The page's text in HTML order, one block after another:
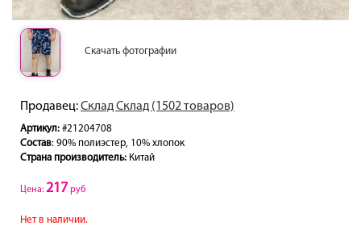
Скачать фотографии
Продавец:Склад Склад (1502 товаров)
Артикул: #21204708
Состав: 90% полиэстер, 10% хлопок
Страна производитель: Китай
Цена: 217 руб
Нет в наличии.